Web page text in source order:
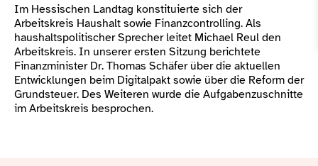
Im Hessischen Landtag konstituierte sich der
Arbeitskreis Haushalt sowie Finanzcontrolling. Als
haushaltspolitischer Sprecher leitet Michael Reul den
Arbeitskreis. In unserer ersten Sitzung berichtete
Finanzminister Dr. Thomas Schäfer über die aktuellen
Entwicklungen beim Digitalpakt sowie über die Reform der
Grundsteuer. Des Weiteren wurde die Aufgabenzuschnitte
im Arbeitskreis besprochen.